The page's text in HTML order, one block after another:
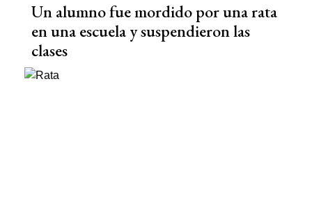
Un alumno fue mordido por una rata
en una escuela y suspendieron las
clases